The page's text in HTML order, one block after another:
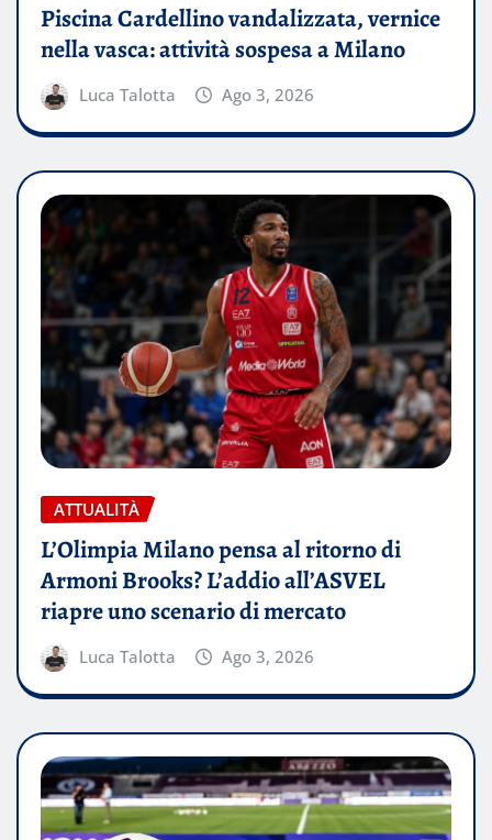
Piscina Cardellino vandalizzata, vernice
nella vasca: attività sospesa a Milano
Luca Talotta Ago 3, 2026
ATTUALITÀ
L’Olimpia Milano pensa al ritorno di
Armoni Brooks? L’addio all’ASVEL
riapre uno scenario di mercato
Luca Talotta Ago 3, 2026